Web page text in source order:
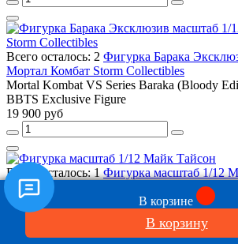
Всего осталось: 2 Фигурка Барака
Мортал Комбат Storm Collectibles
Mortal Kombat VS Series Baraka (Bloody
BBTS Exclusive Figure
19 900 руб
Всего осталось: 1Фигурка масштаб 1/12
Mike Tyson 1:12 Scale Action Figure
2 490 руб
В корзине
В корзину